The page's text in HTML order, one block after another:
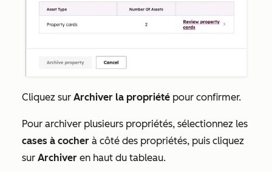
Cliquez sur Archiver la propriété pour confirmer.
Pour archiver plusieurs propriétés, sélectionnez les
cases à cocher à côté des propriétés, puis cliquez
sur Archiver en haut du tableau.